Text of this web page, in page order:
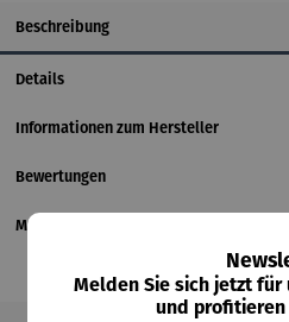
Beschreibung
Details
Informationen zum Hersteller
Bewertungen
Magazinbeitrag
Melden Sie sich jetzt
und profitieren